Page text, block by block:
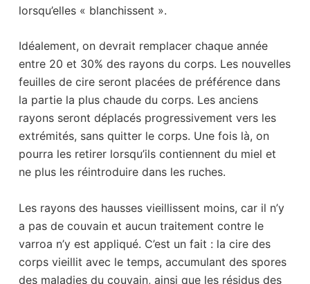
lorsqu’elles « blanchissent ».
Idéalement, on devrait remplacer chaque année
entre 20 et 30% des rayons du corps. Les nouvelles
feuilles de cire seront placées de préférence dans
la partie la plus chaude du corps. Les anciens
rayons seront déplacés progressivement vers les
extrémités, sans quitter le corps. Une fois là, on
pourra les retirer lorsqu’ils contiennent du miel et
ne plus les réintroduire dans les ruches.
Les rayons des hausses vieillissent moins, car il n’y
a pas de couvain et aucun traitement contre le
varroa n’y est appliqué. C’est un fait : la cire des
corps vieillit avec le temps, accumulant des spores
des maladies du couvain, ainsi que les résidus des